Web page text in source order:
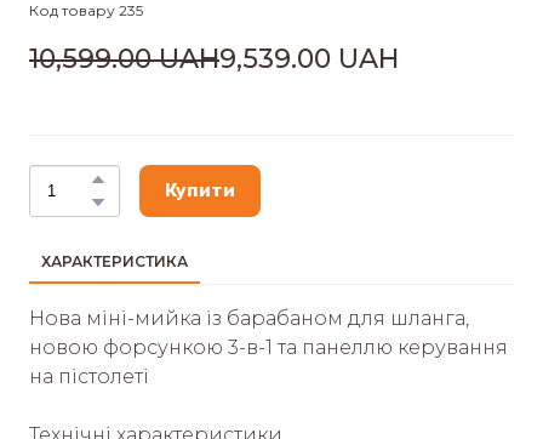
Код товару 235
10,599.00 UAH9,539.00 UAH
Купити
ХАРАКТЕРИСТИКА
Нова міні-мийка із барабаном для шланга,
новою форсункою 3-в-1 та панеллю керування
на пістолеті